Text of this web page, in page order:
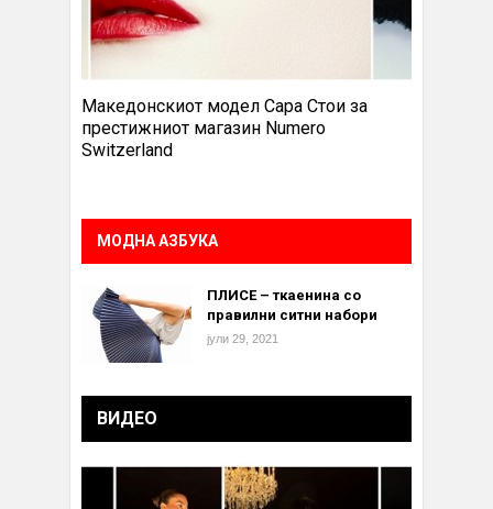
Македонскиот модел Сара Стои за
престижниот магазин Numero
Switzerland
МОДНА АЗБУКА
ПЛИСЕ – ткаенина со
правилни ситни набори
јули 29, 2021
ВИДЕО